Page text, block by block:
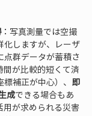
：写真測量では空撮
化しますが、レーザ
点群データが蓄積さ
間が比較的短くて済
補正が中心）、 即
成できる場合もあ
用が求められる災害